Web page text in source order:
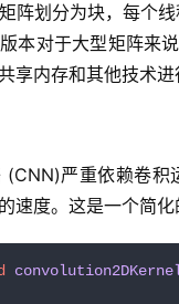
阵划分为块，每个
本对于大型矩阵来
享内存和其他技术进
(CNN)严重依赖卷积
速度。这是一个简化